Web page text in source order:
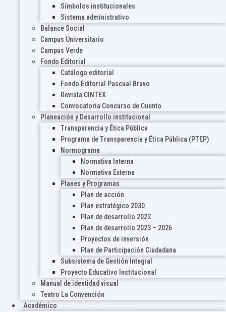
Símbolos institucionales
Sistema administrativo
Balance Social
Campus Universitario
Campus Verde
Fondo Editorial
Catálogo editorial
Fondo Editorial Pascual Bravo
Revista CINTEX
Convocatoria Concurso de Cuento
Planeación y Desarrollo institucional
Transparencia y Ética Pública
Programa de Transparencia y Ética Pública (PTEP)
Normograma
Normativa Interna
Normativa Externa
Planes y Programas
Plan de acción
Plan estratégico 2030
Plan de desarrollo 2022
Plan de desarrollo 2023 – 2026
Proyectos de inversión
Plan de Participación Ciudadana
Subsistema de Gestión Integral
Proyecto Educativo Institucional
Manual de identidad visual
Teatro La Convención
Académico